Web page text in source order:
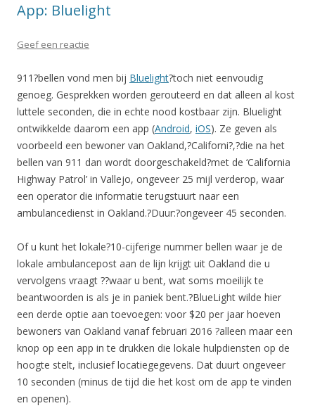
App: Bluelight
Geef een reactie
911?bellen vond men bij Bluelight?toch niet eenvoudig
genoeg. Gesprekken worden gerouteerd en dat alleen al kost
luttele seconden, die in echte nood kostbaar zijn. Bluelight
ontwikkelde daarom een app (Android, iOS). Ze geven als
voorbeeld een bewoner van Oakland,?Californi?,?die na het
bellen van 911 dan wordt doorgeschakeld?met de ‘California
Highway Patrol’ in Vallejo, ongeveer 25 mijl verderop, waar
een operator die informatie terugstuurt naar een
ambulancedienst in Oakland.?Duur:?ongeveer 45 seconden.
Of u kunt het lokale?10-cijferige nummer bellen waar je de
lokale ambulancepost aan de lijn krijgt uit Oakland die u
vervolgens vraagt ??waar u bent, wat soms moeilijk te
beantwoorden is als je in paniek bent.?BlueLight wilde hier
een derde optie aan toevoegen: voor $20 per jaar hoeven
bewoners van Oakland vanaf februari 2016 ?alleen maar een
knop op een app in te drukken die lokale hulpdiensten op de
hoogte stelt, inclusief locatiegegevens. Dat duurt ongeveer
10 seconden (minus de tijd die het kost om de app te vinden
en openen).